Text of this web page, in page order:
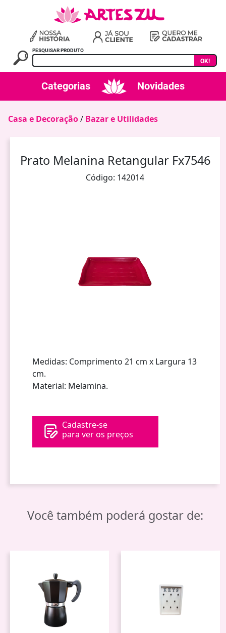
PESQUISAR PRODUTO
OK!
Categorias Novidades
Casa e Decoração/ Bazar e Utilidades
Prato Melanina Retangular Fx7546
Código: 142014
Medidas: Comprimento 21 cm x Largura 13
cm.
Material: Melamina.
Cadastre-se
para ver os preços
Você também poderá gostar de: